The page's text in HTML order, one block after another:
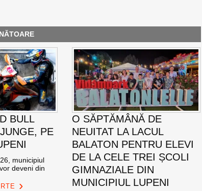
BULL
PE
municipiul
deveni din
O SĂPTĂMÂNĂ DE
NEUITAT LA LACUL
BALATON PENTRU ELEVI
DE LA CELE TREI ȘCOLI
GIMNAZIALE DIN
MUNICIPIUL LUPENI